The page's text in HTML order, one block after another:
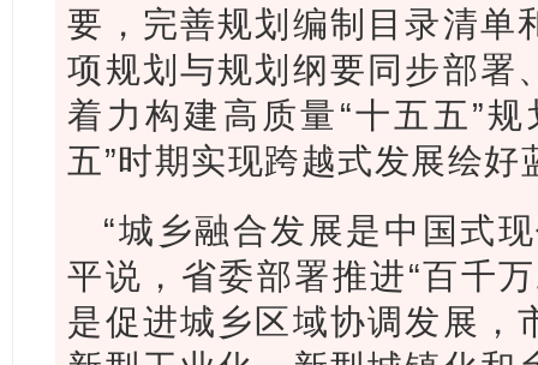
要，完善规划编制目录清单
项规划与规划纲要同步部署
着力构建高质量“十五五”
五”时期实现跨越式发展绘好
“城乡融合发展是中国式
平说，省委部署推进“百千
是促进城乡区域协调发展，